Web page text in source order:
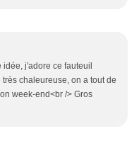
j'adore ce fauteuil
chaleureuse, on a tout de
week-end<br /> Gros